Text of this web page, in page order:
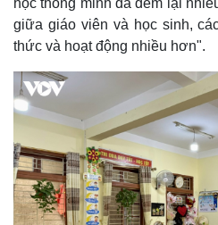
Kinh tế
Bất động sản
Khởi nghiệp
học thông minh đã đem lại
giữa giáo viên và học sinh,
thức và hoạt động nhiều hơn".